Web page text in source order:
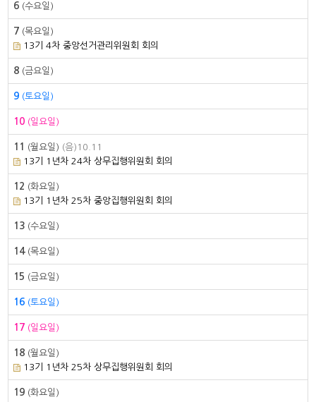
6 (수요일)
7 (목요일)
13기 4차 중앙선거관리위원회 회의
8 (금요일)
9 (토요일)
10 (일요일)
11 (월요일) (음)10.11
13기 1년차 24차 상무집행위원회 회의
12 (화요일)
13기 1년차 25차 중앙집행위원회 회의
13 (수요일)
14(목요일)
15 (금요일)
16 (토요일)
17 (일요일)
18 (월요일)
13기 1년차 25차 상무집행위원회 회의
19 (화요일)